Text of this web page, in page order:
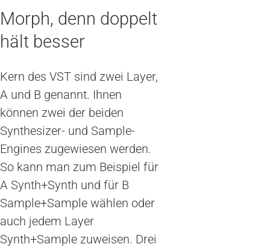
Morph, denn doppelt
hält besser
Kern des VST sind zwei Layer,
A und B genannt. Ihnen
können zwei der beiden
Synthesizer- und Sample-
Engines zugewiesen werden.
So kann man zum Beispiel für
A Synth+Synth und für B
Sample+Sample wählen oder
auch jedem Layer
Synth+Sample zuweisen. Drei